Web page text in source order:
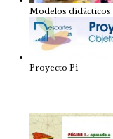
Modelos didácticos
Proyecto Pi